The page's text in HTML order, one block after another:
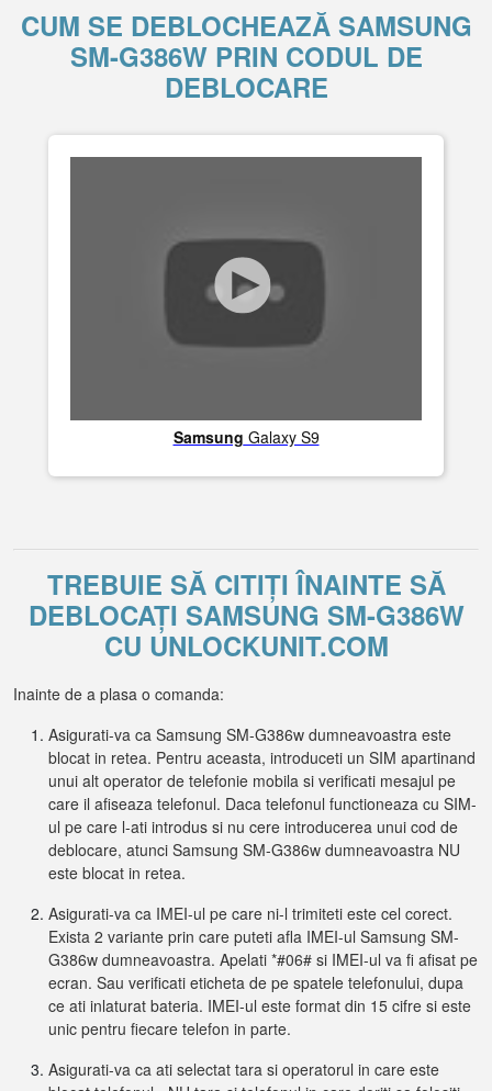
CUM SE DEBLOCHEAZĂ SAMSUNG
SM-G386W PRIN CODUL DE
DEBLOCARE
Samsung Galaxy S9
TREBUIE SĂ CITIȚI ÎNAINTE SĂ
DEBLOCAȚI SAMSUNG SM-G386W
CU UNLOCKUNIT.COM
Inainte de a plasa o comanda:
Asigurati-va ca Samsung SM-G386w dumneavoastra este
blocat in retea. Pentru aceasta, introduceti un SIM apartinand
unui alt operator de telefonie mobila si verificati mesajul pe
care il afiseaza telefonul. Daca telefonul functioneaza cu SIM-
ul pe care l-ati introdus si nu cere introducerea unui cod de
deblocare, atunci Samsung SM-G386w dumneavoastra NU
este blocat in retea.
Asigurati-va ca IMEI-ul pe care ni-l trimiteti este cel corect.
Exista 2 variante prin care puteti afla IMEI-ul Samsung SM-
G386w dumneavoastra. Apelati *#06# si IMEI-ul va fi afisat pe
ecran. Sau verificati eticheta de pe spatele telefonului, dupa
ce ati inlaturat bateria. IMEI-ul este format din 15 cifre si este
unic pentru fiecare telefon in parte.
Asigurati-va ca ati selectat tara si operatorul in care este